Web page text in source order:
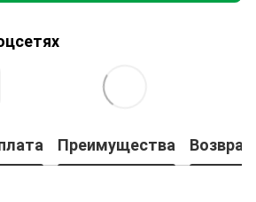
Преимущества Возврат